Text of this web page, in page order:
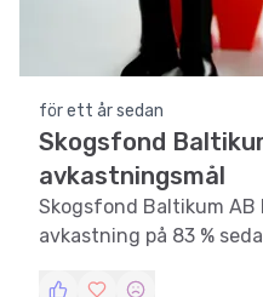
för ett år sedan
Skogsfond
avkastningsmål
Skogsfond Baltikum AB
avkastning på 83 %